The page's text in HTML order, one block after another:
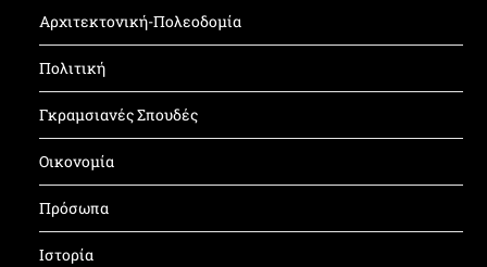
Αρχιτεκτονική-Πολεοδομία
Πολιτική
Γκραμσιανές Σπουδές
Οικονομία
Πρόσωπα
Ιστορία